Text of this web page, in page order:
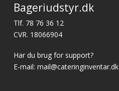
Bageriudstyr.dk
Tlf. 78 76 36 12
CVR. 18066904
Har du brug for support?
E-mail: mail@cateringinventar.dk